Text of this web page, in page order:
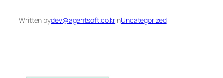
Written bydev@agentsoft.co.krinUncategorized